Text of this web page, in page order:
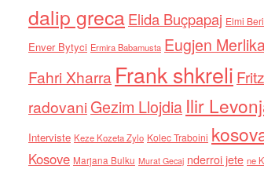
dalip grecaElida Buçpapaj Elmi
Enver Bytyci Ermira Babamusta Eugjen
Fahri Xharra Frank shkreli Fritz
radovaniGezim Llojdia Ilir
Interviste Keze Kozeta Zylo Kolec Traboini
Kosove Marjana Bulku Murat Gecaj nderroi jete ne